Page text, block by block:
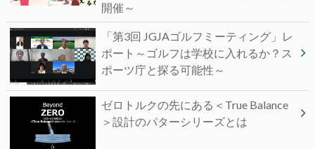
開催～
「第3回 JGJAゴルフミーティング」レ
ポート～ゴルフは学校に入れるか？ス
ポーツ庁と探る可能性～
ゼロトルクの先にある＜True Balance
＞設計のパターシリーズとは